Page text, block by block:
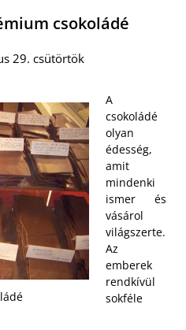
csokoládé
29. csütörtök
A
csokoládé
olyan
édesség,
amit
mindenki
ismer és
vásárol
világszerte.
Az
emberek
rendkívül
sokféle